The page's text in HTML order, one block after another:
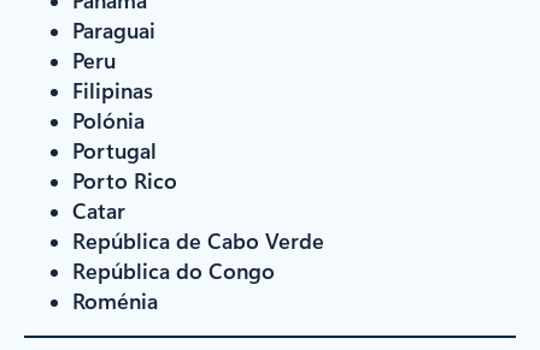
Paraguai
Peru
Filipinas
Polónia
Portugal
Porto Rico
Catar
República de Cabo Verde
República do Congo
Roménia